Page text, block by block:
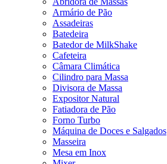
Armário de Pão
Assadeiras
Batedeira
Batedor de MilkShake
Cafeteira
Câmara Climática
Cilindro para Massa
Divisora de Massa
Expositor Natural
Fatiadora de Pão
Forno Turbo
Máquina de Doces e Salgados
Masseira
Mesa em Inox